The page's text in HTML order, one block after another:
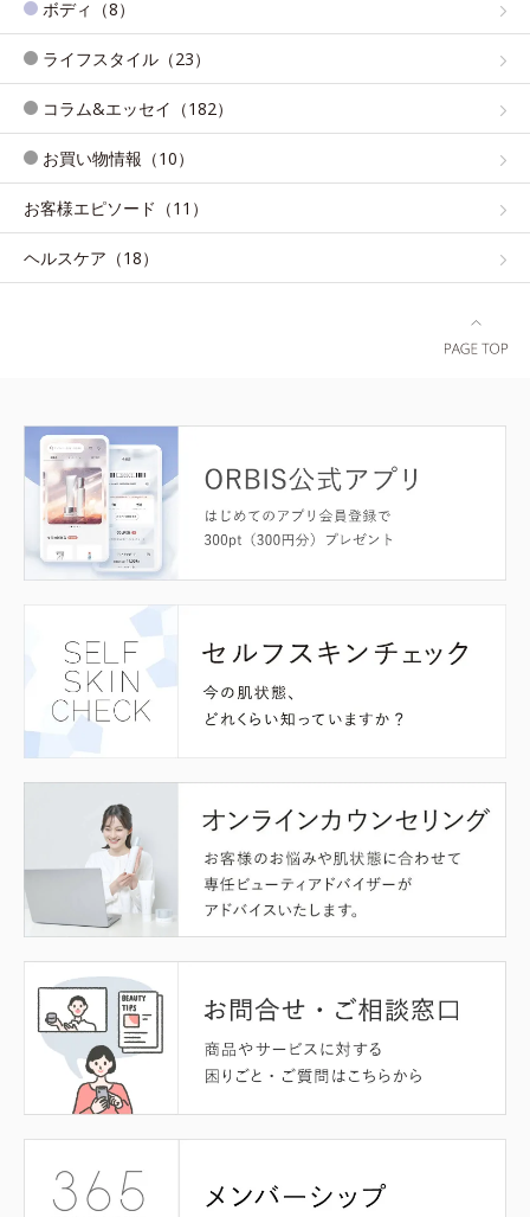
ボディ（8）
ライフスタイル（23）
コラム&エッセイ（182）
お買い物情報（10）
お客様エピソード（11）
ヘルスケア（18）